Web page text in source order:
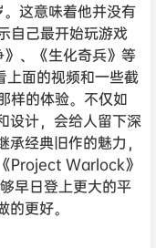
这意味着他并没有
自己最开始玩游戏
、《生化奇兵》等
面的视频和一些截
样的体验。不仅如
设计，会给人留下深
经典旧作的魅力，
Warlock》
早日登上更大的平
更好。